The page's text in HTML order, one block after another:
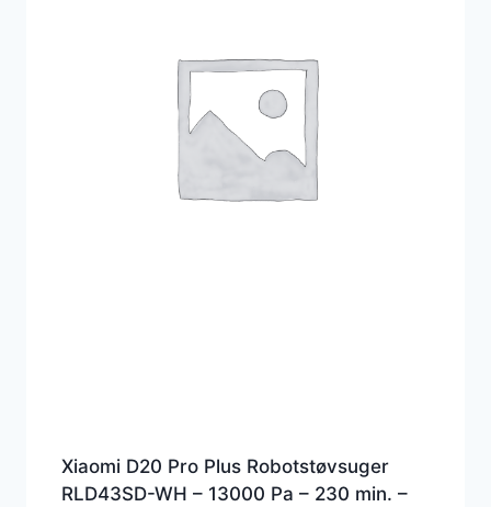
Xiaomi D20 Pro Plus Robotstøvsuger
RLD43SD-WH – 13000 Pa – 230 min. –